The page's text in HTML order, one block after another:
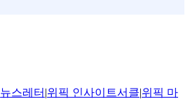
뉴스레터 |위픽 인사이트서클|위픽 마